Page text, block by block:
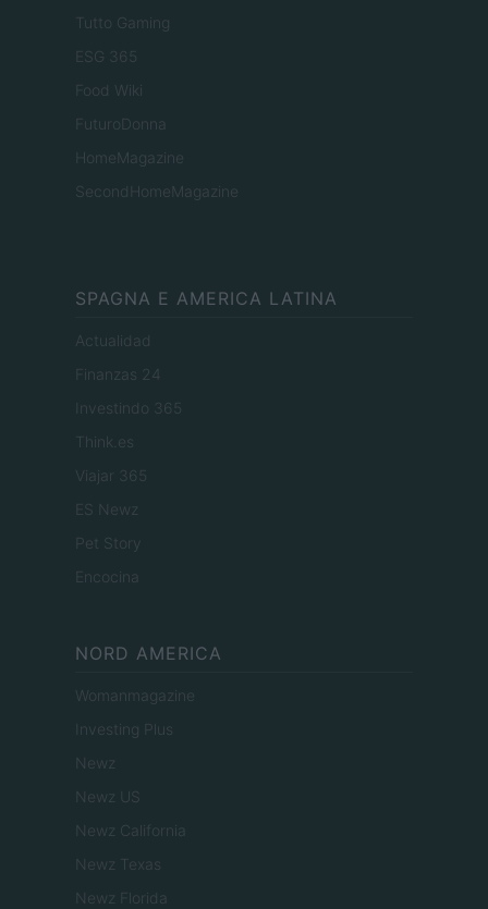
Tutto Gaming
ESG 365
Food Wiki
FuturoDonna
HomeMagazine
SecondHomeMagazine
SPAGNA E AMERICA LATINA
Actualidad
Finanzas 24
Investindo 365
Think.es
Viajar 365
ES Newz
Pet Story
Encocina
NORD AMERICA
Womanmagazine
Investing Plus
Newz
Newz US
Newz California
Newz Texas
Newz Florida